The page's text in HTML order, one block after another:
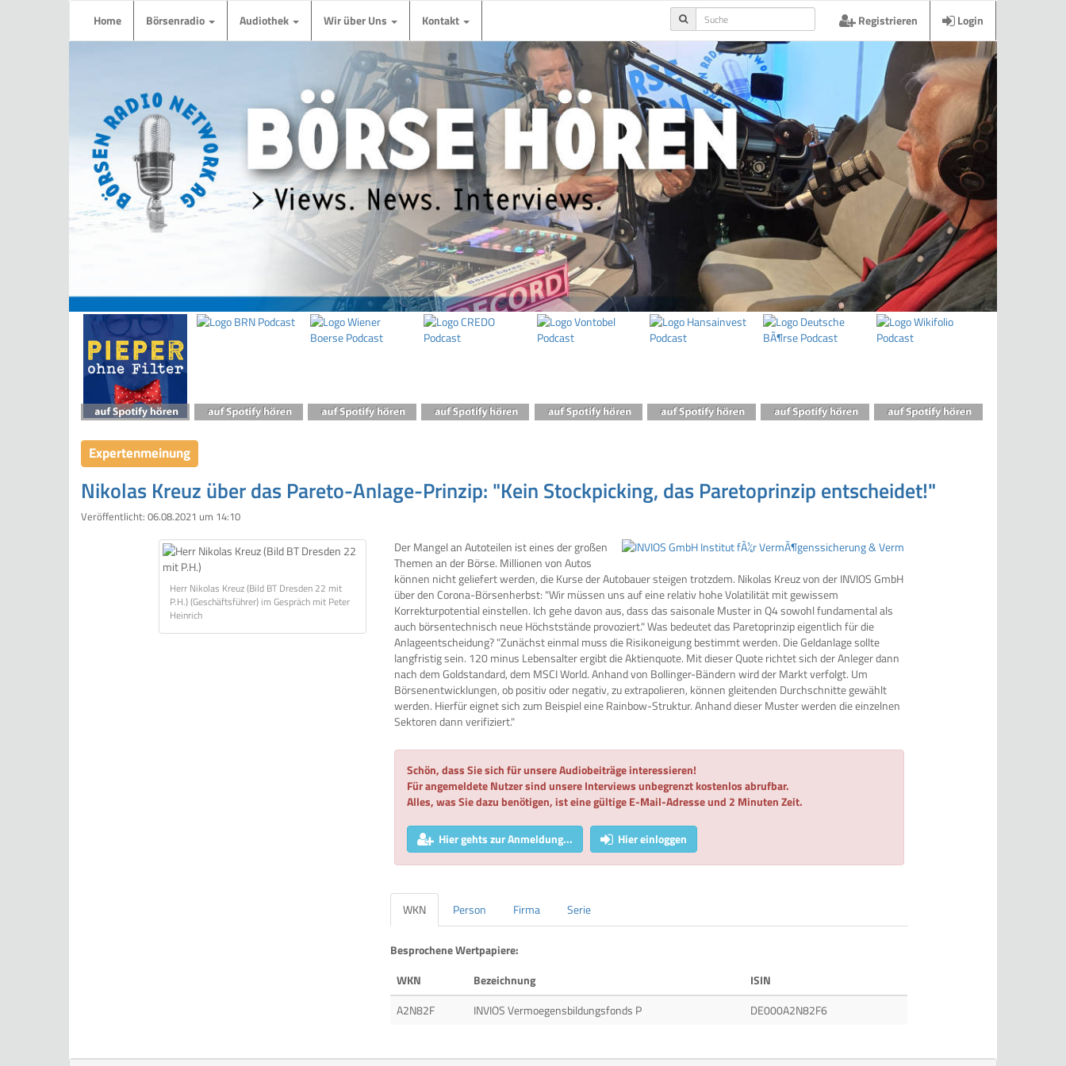
Home Börsenradio Audiothek Wir über Uns Kontakt Registrieren Login
Expertenmeinung
Nikolas Kreuz über das Pareto-Anlage-Prinzip: "Kein Stockpicking, das Paretoprinzip entscheidet!"
Veröffentlicht: 06.08.2021 um 14:10
Herr Nikolas Kreuz (Bild BT Dresden 22 mit
P.H.) (Geschäftsführer) im Gespräch mit Peter
Heinrich
Der Mangel an Autoteilen ist eines der großen
Themen an der Börse. Millionen von Autos
können nicht geliefert werden, die Kurse der Autobauer steigen trotzdem. Nikolas Kreuz von der INVIOS GmbH
über den Corona-Börsenherbst: "Wir müssen uns auf eine relativ hohe Volatilität mit gewissem
Korrekturpotential einstellen. Ich gehe davon aus, dass das saisonale Muster in Q4 sowohl fundamental als
auch börsentechnisch neue Höchststände provoziert." Was bedeutet das Paretoprinzip eigentlich für die
Anlageentscheidung? "Zunächst einmal muss die Risikoneigung bestimmt werden. Die Geldanlage sollte
langfristig sein. 120 minus Lebensalter ergibt die Aktienquote. Mit dieser Quote richtet sich der Anleger dann
nach dem Goldstandard, dem MSCI World. Anhand von Bollinger-Bändern wird der Markt verfolgt. Um
Börsenentwicklungen, ob positiv oder negativ, zu extrapolieren, können gleitenden Durchschnitte gewählt
werden. Hierfür eignet sich zum Beispiel eine Rainbow-Struktur. Anhand dieser Muster werden die einzelnen
Sektoren dann verifiziert."
Schön, dass Sie sich für unsere Audiobeiträge interessieren!
Für angemeldete Nutzer sind unsere Interviews unbegrenzt kostenlos abrufbar.
Alles, was Sie dazu benötigen, ist eine gültige E-Mail-Adresse und 2 Minuten Zeit.
Hier gehts zur Anmeldung... Hier einloggen
WKN Person Firma Serie
Besprochene Wertpapiere:
WKN
Bezeichnung
ISIN
A2N82F
INVIOS Vermoegensbildungsfonds P DE000A2N82F6